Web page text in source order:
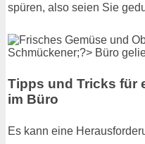
spüren, also seien Sie
Tipps und Tricks für
im Büro
Es kann eine